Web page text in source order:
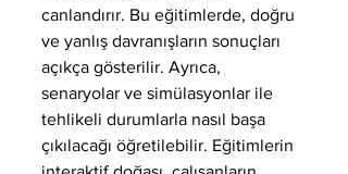
canlandırır. Bu eğitimlerde, doğru
ve yanlış davranışların sonuçları
açıkça gösterilir. Ayrıca,
senaryolar ve simülasyonlar ile
tehlikeli durumlarla nasıl başa
çıkılacağı öğretilebilir. Eğitimlerin